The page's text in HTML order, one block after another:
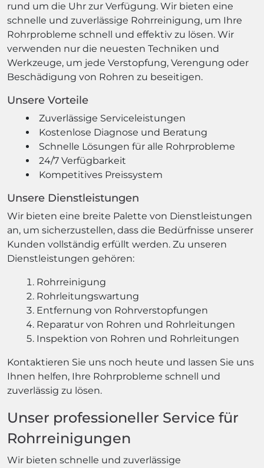
rund um die Uhr zur Verfügung. Wir bieten eine
schnelle und zuverlässige Rohrreinigung, um Ihre
Rohrprobleme schnell und effektiv zu lösen. Wir
verwenden nur die neuesten Techniken und
Werkzeuge, um jede Verstopfung, Verengung oder
Beschädigung von Rohren zu beseitigen.
Unsere Vorteile
Zuverlässige Serviceleistungen
Kostenlose Diagnose und Beratung
Schnelle Lösungen für alle Rohrprobleme
24/7 Verfügbarkeit
Kompetitives Preissystem
Unsere Dienstleistungen
Wir bieten eine breite Palette von Dienstleistungen
an, um sicherzustellen, dass die Bedürfnisse unserer
Kunden vollständig erfüllt werden. Zu unseren
Dienstleistungen gehören:
Rohrreinigung
Rohrleitungswartung
Entfernung von Rohrverstopfungen
Reparatur von Rohren und Rohrleitungen
Inspektion von Rohren und Rohrleitungen
Kontaktieren Sie uns noch heute und lassen Sie uns
Ihnen helfen, Ihre Rohrprobleme schnell und
zuverlässig zu lösen.
Unser professioneller Service für
Rohrreinigungen
Wir bieten schnelle und zuverlässige